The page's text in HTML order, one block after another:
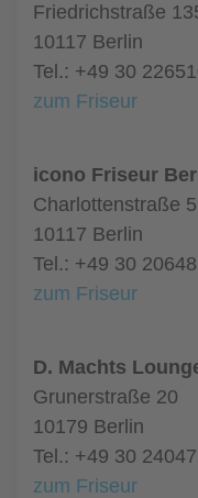
Friedrichstraße
10117 Berlin
Tel.: +49 30
zum Friseur
icono Friseur
Charlottenstraße
10117 Berlin
Tel.: +49 30
zum Friseur
D. Machts
Grunerstraße 20
10179 Berlin
Tel.: +49 30
zum Friseur